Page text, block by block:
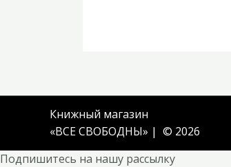
Книжный магазин
«ВСЕ СВОБОДНЫ» | © 2026
Подпишитесь на нашу рассылку